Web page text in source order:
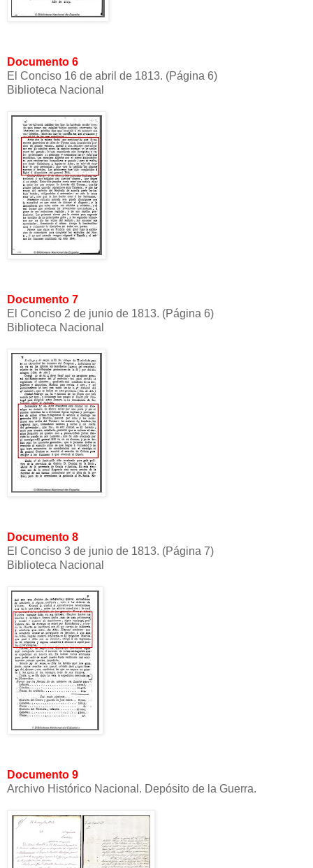
Documento 6
El Conciso 16 de abril de 1813. (Página 6)
Biblioteca Nacional
Documento 7
El Conciso 2 de junio de 1813. (Página 6)
Biblioteca Nacional
Documento 8
El Conciso 3 de junio de 1813. (Página 7)
Biblioteca Nacional
Documento 9
Archivo Histórico Nacional. Depósito de la Guerra.